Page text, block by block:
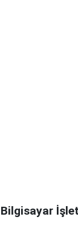
Bilgisayar